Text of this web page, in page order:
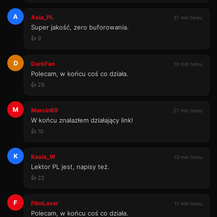
A Asia_PL 37 min temu
Super jakość, zero buforowania.
👍 9
D DarkFan 10 min temu
Polecam, w końcu coś co działa.
👍 29
M Marcin89 27 min temu
W końcu znalazłem działający link!
👍 10
K Kasia_W 13 min temu
Lektor PL jest, napisy też.
👍 22
F FilmLover 11 min temu
Polecam, w końcu coś co działa.